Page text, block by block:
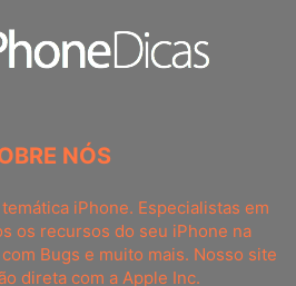
NÓS
iPhone. Especialistas em
os recursos do seu iPhone na
Bugs e muito mais. Nosso site
direta com a Apple Inc.